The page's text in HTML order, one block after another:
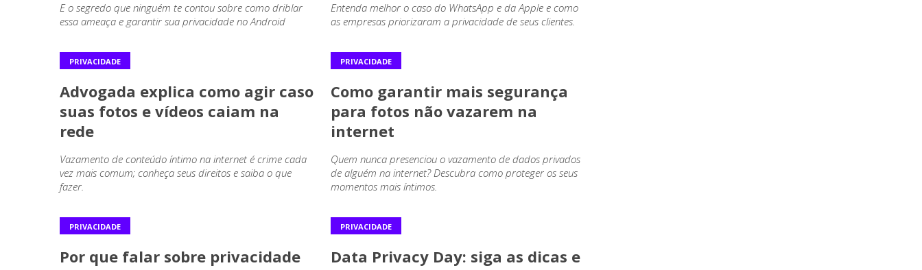
E o segredo que ninguém te contou sobre como driblar
essa ameaça e garantir sua privacidade no Android
Entenda melhor o caso do WhatsApp e da Apple e como
as empresas priorizaram a privacidade de seus clientes.
PRIVACIDADE
Advogada explica como agir caso
suas fotos e vídeos caiam na
rede
Vazamento de conteúdo íntimo na internet é crime cada
vez mais comum; conheça seus direitos e saiba o que
fazer.
PRIVACIDADE
Como garantir mais segurança
para fotos não vazarem na
internet
Quem nunca presenciou o vazamento de dados privados
de alguém na internet? Descubra como proteger os seus
momentos mais íntimos.
PRIVACIDADE
Por que falar sobre privacidade
PRIVACIDADE
Data Privacy Day: siga as dicas e